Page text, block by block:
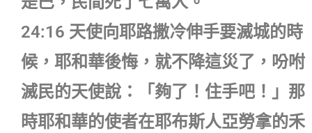
24:16 天使向耶路撒冷伸手要滅城的時
候，耶和華後悔，就不降這災了，吩咐
滅民的天使說：「夠了！住手吧！」那
時耶和華的使者在耶布斯人亞勞拿的禾